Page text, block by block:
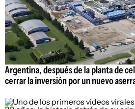
Argentina, después de la planta de
cerrar la inversión por un nuevo